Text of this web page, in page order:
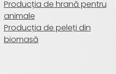
Producția de hrană pentru
animale
Producția de peleți din
biomasă